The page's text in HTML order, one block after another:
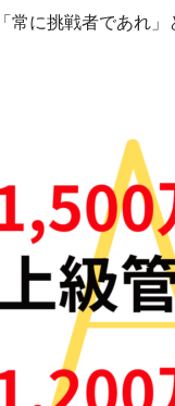
常に挑戦者であれ